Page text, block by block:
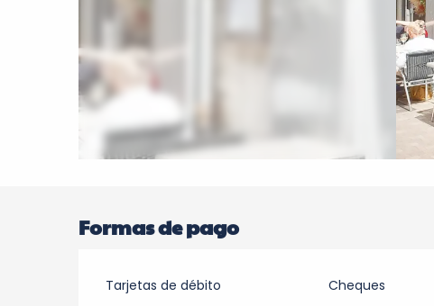
Formas de pago
Tarjetas de débito Cheques